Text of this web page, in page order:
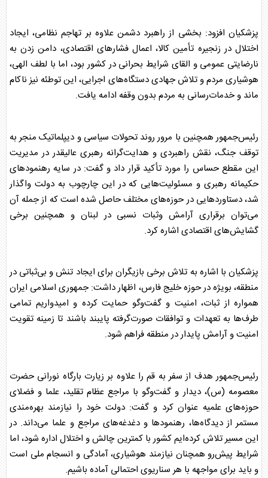
پزشکیان افزود: بخشی از راهبرد دشمن علاوه بر تهاجم نظامی، ایجاد
اختلال در زنجیره تأمین کالا، اعمال فشار‌های اقتصادی، دامن زدن به
نارضایتی عمومی و القای شرایط بحرانی در کشور بود، اما با لطف الهی،
هوشیاری مردم و تلاش جهادی دستگاه‌های اجرایی، این توطئه نیز ناکام
ماند و خدمات‌رسانی به مردم بدون وقفه ادامه یافت.
رئیس‌جمهور همچنین با مرور روند تحولات سیاسی و دیپلماتیک منجر به
توقف جنگ، نقش راهبردی و هدایت‌گرانه رهبری عالیقدر در مدیریت
این مقطع حساس را مورد تأکید قرار داد و گفت: در سایه رهنمود‌های
حکیمانه رهبری و مسئولیت‌هایی که در این چارچوب به دولت واگذار
شد، دستاورد‌هایی در حوزه‌های مختلف حاصل شده است که از جمله آن
می‌توان برقراری آرامش وثبات نسبی در لبنان و همچنین برخی
گشایش‌های اقتصادی اشاره کرد.
پزشکیان با اشاره به تلاش برخی بازیگران برای ایجاد تنش و بی‌ثباتی در
منطقه، بویژه در حوزه خلیج فارس، اظهار داشت: جمهوری اسلامی ایران
همواره از ثبات، امنیت و گفت‌و‌گو حمایت کرده و امیدواریم تمامی
طرف‌ها به تعهدات و توافقات صورت‌گرفته پایبند باشند تا زمینه تقویت
امنیت و آرامش پایدار در منطقه فراهم شود.
رئیس‌جمهور هدف از سفر به قمرا علاوه بر زیارت بارگاه نورانی حضرت
معصومه (س)، دیدار و گفت‌و‌گو با مراجع عظام تقلید، علما و فضلای
حوزه‌های علمیه عنوان کرد و گفت: دولت خود را نیازمند بهره‌مندی
مستمر از دیدگاه‌ها، رهنمود‌ها و دغدغه‌های مراجع و علما می‌داند. در
این مسیر تلاش کرده‌ایم کشور با کمترین چالش و اختلال اداره شود، اما
شرایط پیش‌رو همچنان نیازمند هوشیاری، آمادگی و انسجام ملی است
و باید برای مواجهه با هر سناریوی احتمالی آماده باشیم.